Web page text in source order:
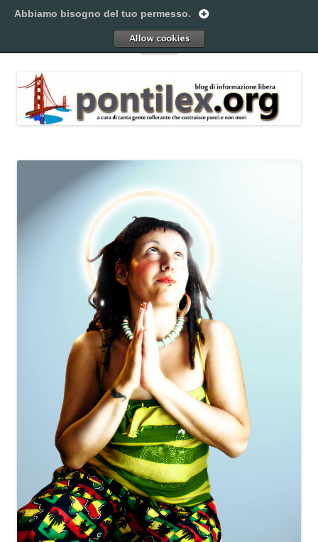
al
Pontilex
Menu
Abbiamo bisogno del tuo permesso.